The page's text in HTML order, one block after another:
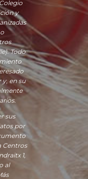
y
Todo
en su
sus
por
Centros
1,
o al